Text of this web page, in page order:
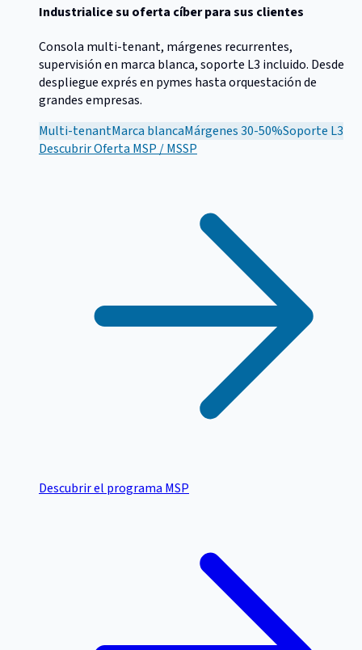
Industrialice su oferta cíber para sus clientes
Consola multi-tenant, márgenes recurrentes,
supervisión en marca blanca, soporte L3 incluido. Desde
despliegue exprés en pymes hasta orquestación de
grandes empresas.
Multi-tenantMarca blancaMárgenes 30-50%Soporte L3
DescubrirOferta MSP / MSSP
Descubrir el programa MSP